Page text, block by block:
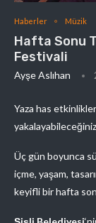
Haberler Müzik
Hafta Sonu
Festivali
Ayşe Aslıhan
Yaza has
Üç gün boyunca
içme, yaşam,
keyifli bir hafta